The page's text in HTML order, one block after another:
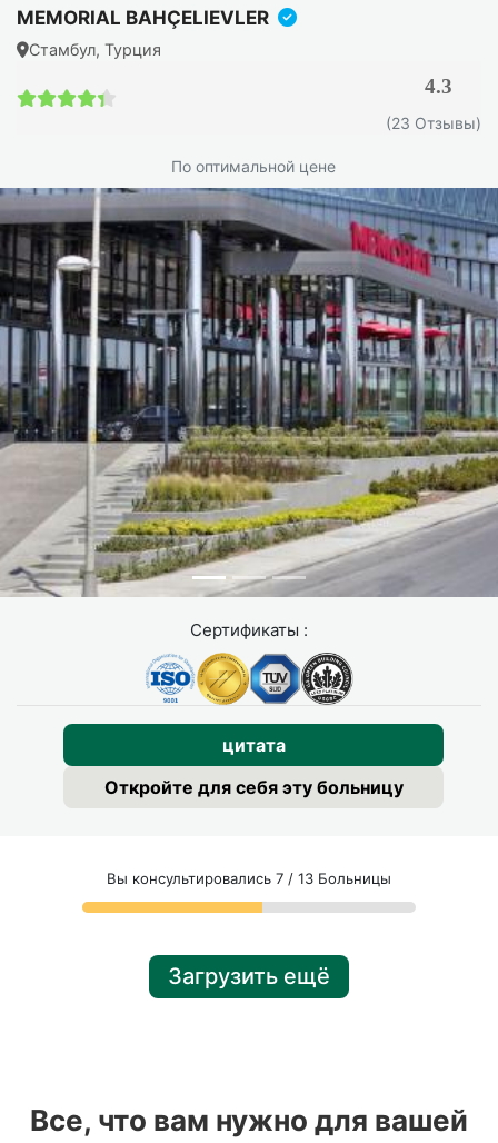
MEMORIAL BAHÇELIEVLER
Стамбул, Турция
4.3
(23 Отзывы)
По оптимальной цене
Сертификаты :
цитата
Откройте для себя эту больницу
Вы консультировались 7 / 13 Больницы
Загрузить ещё
Все, что вам нужно для вашей